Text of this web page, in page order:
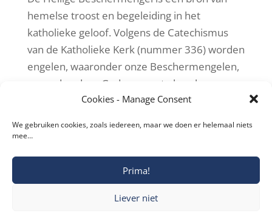
Cookies - Manage Consent
We gebruiken cookies, zoals iedereen, maar we doen er helemaal niets
mee…
Prima!
Liever niet
hemelse troost en begeleiding in het
katholieke geloof. Volgens de Catechismus
van de Katholieke Kerk (nummer 336) worden
engelen, waaronder onze Beschermengelen,
gezonden door God om ons te beschermen
en te leiden op onze...
« Older Entries